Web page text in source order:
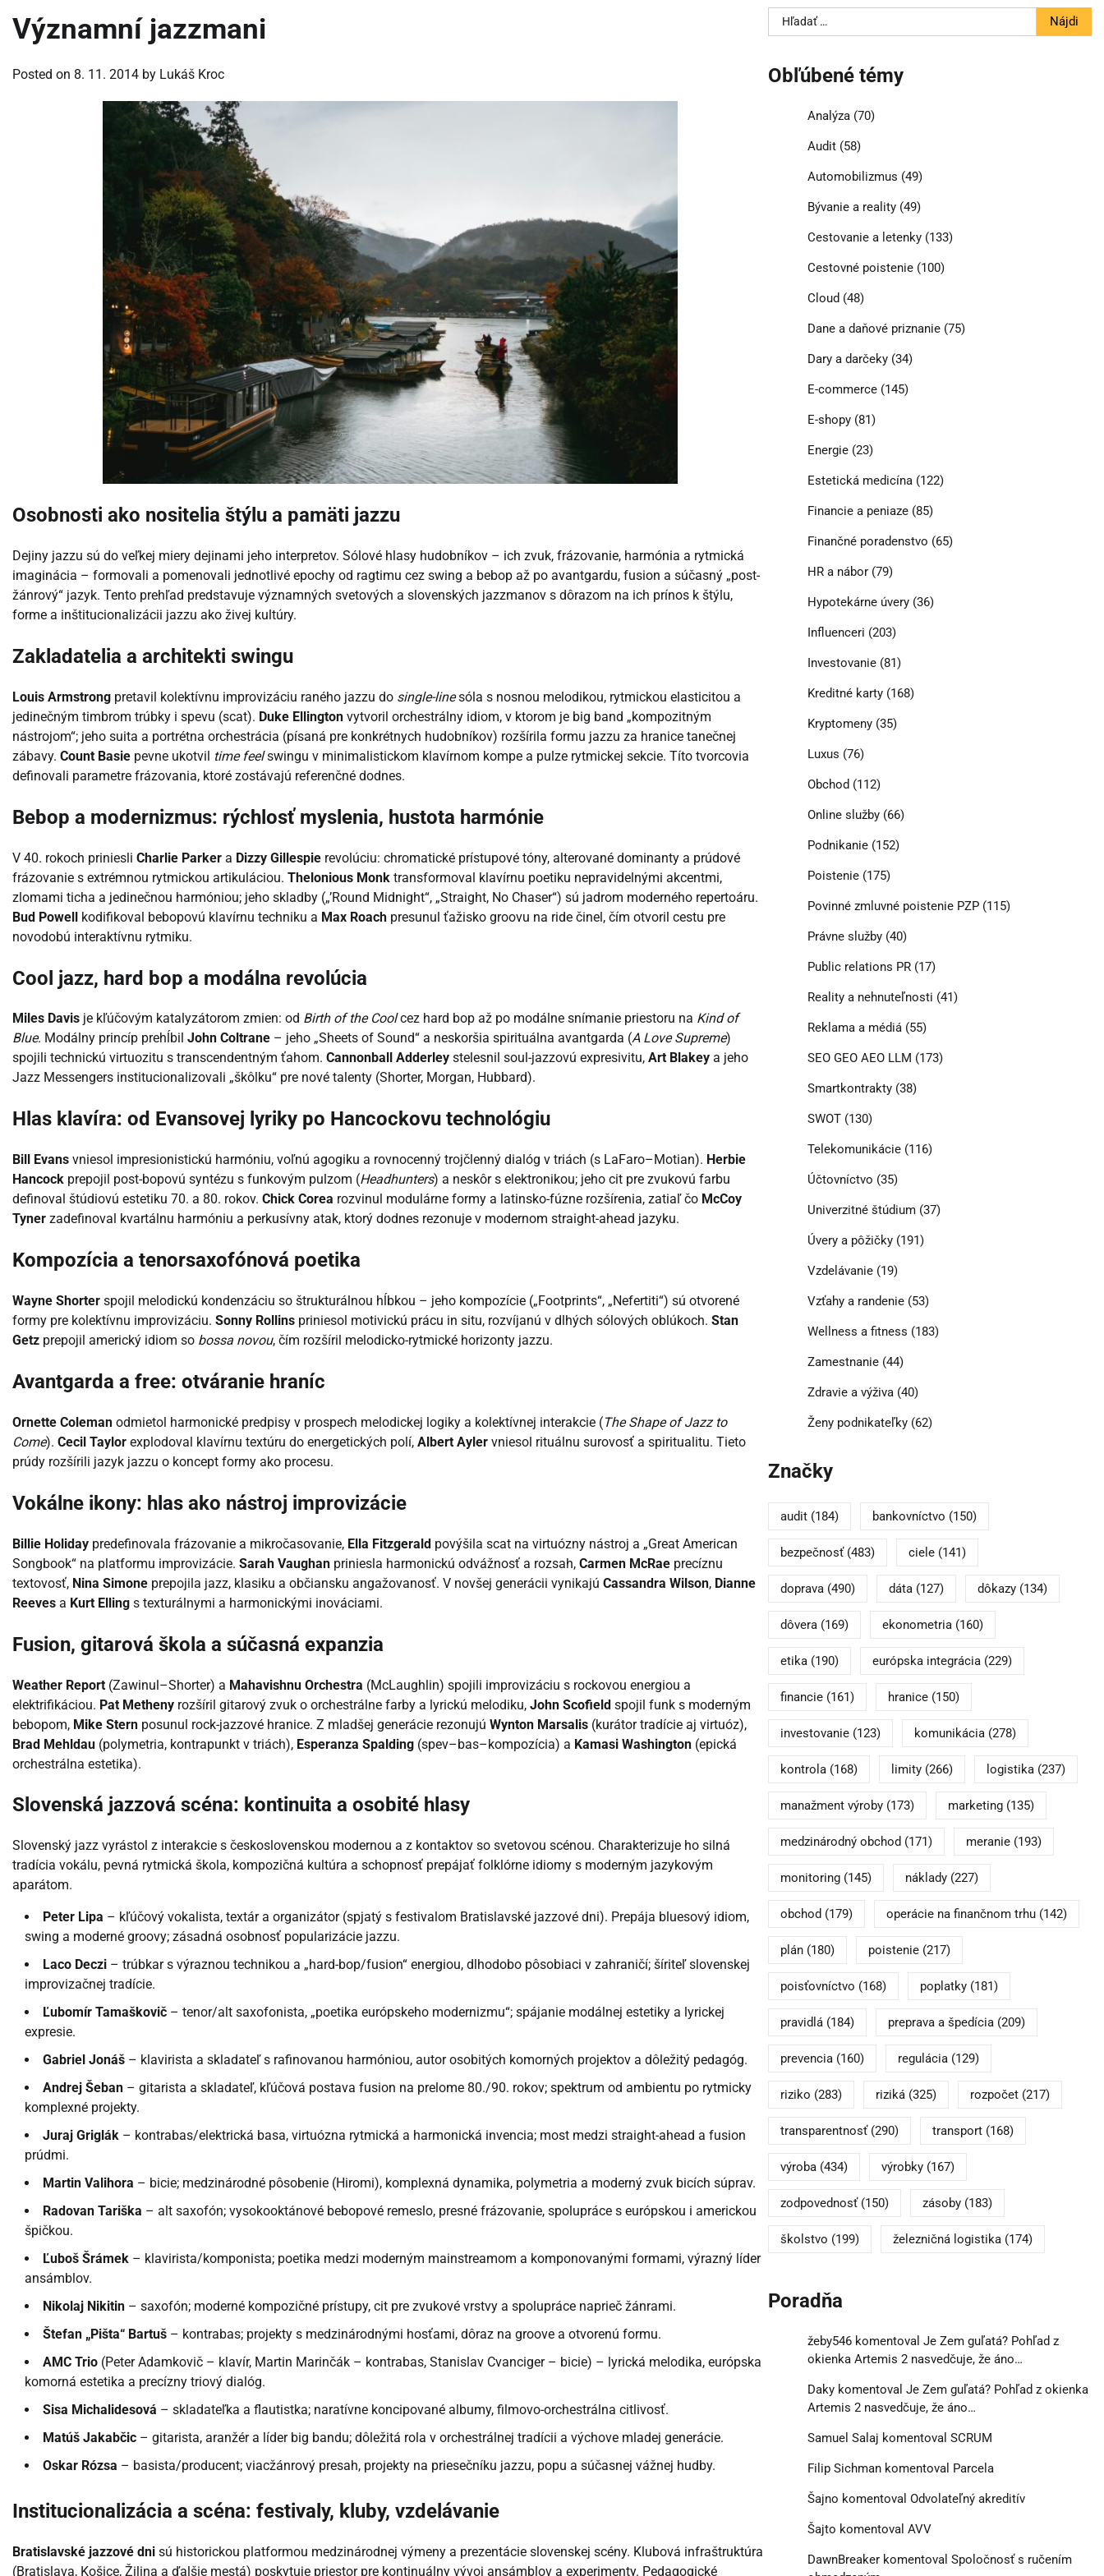
Významní jazzmani
Posted on 8. 11. 2014 by Lukáš Kroc
Osobnosti ako nositelia štýlu a pamäti jazzu
Dejiny jazzu sú do veľkej miery dejinami jeho interpretov. Sólové hlasy hudobníkov – ich zvuk, frázovanie, harmónia a rytmická
imaginácia – formovali a pomenovali jednotlivé epochy od ragtimu cez swing a bebop až po avantgardu, fusion a súčasný „post-
žánrový“ jazyk. Tento prehľad predstavuje významných svetových a slovenských jazzmanov s dôrazom na ich prínos k štýlu,
forme a inštitucionalizácii jazzu ako živej kultúry.
Zakladatelia a architekti swingu
Louis Armstrong pretavil kolektívnu improvizáciu raného jazzu do single-linesóla s nosnou melodikou, rytmickou elasticitou a
jedinečným timbrom trúbky i spevu (scat). Duke Ellington vytvoril orchestrálny idiom, v ktorom je big band „kompozitným
nástrojom“; jeho suita a portrétna orchestrácia (písaná pre konkrétnych hudobníkov) rozšírila formu jazzu za hranice tanečnej
zábavy. Count Basie pevne ukotvil time feelswingu v minimalistickom klavírnom kompe a pulze rytmickej sekcie. Títo tvorcovia
definovali parametre frázovania, ktoré zostávajú referenčné dodnes.
Bebop a modernizmus: rýchlosť myslenia, hustota harmónie
V 40. rokoch priniesli Charlie Parker a Dizzy Gillespie revolúciu: chromatické prístupové tóny, alterované dominanty a prúdové
frázovanie s extrémnou rytmickou artikuláciou. Thelonious Monk transformoval klavírnu poetiku nepravidelnými akcentmi,
zlomami ticha a jedinečnou harmóniou; jeho skladby („’Round Midnight“, „Straight, No Chaser“) sú jadrom moderného repertoáru.
Bud Powell kodifikoval bebopovú klavírnu techniku a Max Roach presunul ťažisko groovu na ride činel, čím otvoril cestu pre
novodobú interaktívnu rytmiku.
Cool jazz, hard bop a modálna revolúcia
Miles Davis je kľúčovým katalyzátorom zmien: od Birth of the Coolcez hard bop až po modálne snímanie priestoru na Kind of
Blue. Modálny princíp prehĺbil John Coltrane – jeho „Sheets of Sound“ a neskoršia spirituálna avantgarda (A Love Supreme)
spojili technickú virtuozitu s transcendentným ťahom. Cannonball Adderley stelesnil soul-jazzovú expresivitu, Art Blakey a jeho
Jazz Messengers institucionalizovali „škôlku“ pre nové talenty (Shorter, Morgan, Hubbard).
Hlas klavíra: od Evansovej lyriky po Hancockovu technológiu
Bill Evans vniesol impresionistickú harmóniu, voľnú agogiku a rovnocenný trojčlenný dialóg v triách (s LaFaro–Motian). Herbie
Hancock prepojil post-bopovú syntézu s funkovým pulzom (Headhunters) a neskôr s elektronikou; jeho cit pre zvukovú farbu
definoval štúdiovú estetiku 70. a 80. rokov. Chick Corea rozvinul modulárne formy a latinsko-fúzne rozšírenia, zatiaľ čo McCoy
Tyner zadefinoval kvartálnu harmóniu a perkusívny atak, ktorý dodnes rezonuje v modernom straight-ahead jazyku.
Kompozícia a tenorsaxofónová poetika
Wayne Shorter spojil melodickú kondenzáciu so štrukturálnou hĺbkou – jeho kompozície („Footprints“, „Nefertiti“) sú otvorené
formy pre kolektívnu improvizáciu. Sonny Rollins priniesol motivickú prácu in situ, rozvíjanú v dlhých sólových oblúkoch. Stan
Getz prepojil americký idiom so bossa novou, čím rozšíril melodicko-rytmické horizonty jazzu.
Avantgarda a free: otváranie hraníc
Ornette Coleman odmietol harmonické predpisy v prospech melodickej logiky a kolektívnej interakcie (The Shape of Jazz to
Come). Cecil Taylor explodoval klavírnu textúru do energetických polí, Albert Ayler vniesol rituálnu surovosť a spiritualitu. Tieto
prúdy rozšírili jazyk jazzu o koncept formy ako procesu.
Vokálne ikony: hlas ako nástroj improvizácie
Billie Holiday predefinovala frázovanie a mikročasovanie, Ella Fitzgerald povýšila scat na virtuózny nástroj a „Great American
Songbook“ na platformu improvizácie. Sarah Vaughan priniesla harmonickú odvážnosť a rozsah, Carmen McRae precíznu
textovosť, Nina Simone prepojila jazz, klasiku a občiansku angažovanosť. V novšej generácii vynikajú Cassandra Wilson, Dianne
Reeves a Kurt Elling s texturálnymi a harmonickými inováciami.
Fusion, gitarová škola a súčasná expanzia
Weather Report (Zawinul–Shorter) a Mahavishnu Orchestra (McLaughlin) spojili improvizáciu s rockovou energiou a
elektrifikáciou. Pat Metheny rozšíril gitarový zvuk o orchestrálne farby a lyrickú melodiku, John Scofield spojil funk s moderným
bebopom, Mike Stern posunul rock-jazzové hranice. Z mladšej generácie rezonujú Wynton Marsalis (kurátor tradície aj virtuóz),
Brad Mehldau (polymetria, kontrapunkt v triách), Esperanza Spalding (spev–bas–kompozícia) a Kamasi Washington (epická
orchestrálna estetika).
Slovenská jazzová scéna: kontinuita a osobité hlasy
Slovenský jazz vyrástol z interakcie s československou modernou a z kontaktov so svetovou scénou. Charakterizuje ho silná
tradícia vokálu, pevná rytmická škola, kompozičná kultúra a schopnosť prepájať folklórne idiomy s moderným jazykovým
aparátom.
Peter Lipa – kľúčový vokalista, textár a organizátor (spjatý s festivalom Bratislavské jazzové dni). Prepája bluesový idiom,
swing a moderné groovy; zásadná osobnosť popularizácie jazzu.
Laco Deczi – trúbkar s výraznou technikou a „hard-bop/fusion“ energiou, dlhodobo pôsobiaci v zahraničí; šíriteľ slovenskej
improvizačnej tradície.
Ľubomír Tamaškovič – tenor/alt saxofonista, „poetika európskeho modernizmu“; spájanie modálnej estetiky a lyrickej
expresie.
Gabriel Jonáš – klavirista a skladateľ s rafinovanou harmóniou, autor osobitých komorných projektov a dôležitý pedagóg.
Andrej Šeban – gitarista a skladateľ, kľúčová postava fusion na prelome 80./90. rokov; spektrum od ambientu po rytmicky
komplexné projekty.
Juraj Griglák – kontrabas/elektrická basa, virtuózna rytmická a harmonická invencia; most medzi straight-ahead a fusion
prúdmi.
Martin Valihora – bicie; medzinárodné pôsobenie (Hiromi), komplexná dynamika, polymetria a moderný zvuk bicích súprav.
Radovan Tariška – alt saxofón; vysokooktánové bebopové remeslo, presné frázovanie, spolupráce s európskou i americkou
špičkou.
Ľuboš Šrámek – klavirista/komponista; poetika medzi moderným mainstreamom a komponovanými formami, výrazný líder
ansámblov.
Nikolaj Nikitin – saxofón; moderné kompozičné prístupy, cit pre zvukové vrstvy a spolupráce naprieč žánrami.
Štefan „Pišta“ Bartuš – kontrabas; projekty s medzinárodnými hosťami, dôraz na groove a otvorenú formu.
AMC Trio (Peter Adamkovič – klavír, Martin Marinčák – kontrabas, Stanislav Cvanciger – bicie) – lyrická melodika, európska
komorná estetika a precízny triový dialóg.
Sisa Michalidesová – skladateľka a flautistka; naratívne koncipované albumy, filmovo-orchestrálna citlivosť.
Matúš Jakabčic – gitarista, aranžér a líder big bandu; dôležitá rola v orchestrálnej tradícii a výchove mladej generácie.
Oskar Rózsa – basista/producent; viacžánrový presah, projekty na priesečníku jazzu, popu a súčasnej vážnej hudby.
Institucionalizácia a scéna: festivaly, kluby, vzdelávanie
Bratislavské jazzové dni sú historickou platformou medzinárodnej výmeny a prezentácie slovenskej scény. Klubová infraštruktúra
(Bratislava, Košice, Žilina a ďalšie mestá) poskytuje priestor pre kontinuálny vývoj ansámblov a experimenty. Pedagogické
Hľadať:
Obľúbené témy
Analýza(70)
Audit(58)
Automobilizmus (49)
Bývanie a reality(49)
Cestovanie a letenky(133)
Cestovné poistenie(100)
Cloud (48)
Dane a daňové priznanie(75)
Dary a darčeky(34)
E-commerce(145)
E-shopy(81)
Energie(23)
Estetická medicína(122)
Financie a peniaze(85)
Finančné poradenstvo (65)
HR a nábor(79)
Hypotekárne úvery(36)
Influenceri (203)
Investovanie(81)
Kreditné karty(168)
Kryptomeny(35)
Luxus (76)
Obchod (112)
Online služby(66)
Podnikanie(152)
Poistenie(175)
Povinné zmluvné poistenie PZP(115)
Právne služby(40)
Public relations PR(17)
Reality a nehnuteľnosti (41)
Reklama a médiá(55)
SEO GEO AEO LLM (173)
Smartkontrakty(38)
SWOT(130)
Telekomunikácie(116)
Účtovníctvo (35)
Univerzitné štúdium(37)
Úvery a pôžičky(191)
Vzdelávanie(19)
Vzťahy a randenie(53)
Wellness a fitness (183)
Zamestnanie(44)
Zdravie a výživa(40)
Ženy podnikateľky(62)
Značky
audit(184) bankovníctvo (150)
bezpečnosť(483) ciele(141)
doprava(490) dáta(127) dôkazy(134)
dôvera(169) ekonometria(160)
etika(190) európska integrácia(229)
financie(161) hranice(150)
investovanie(123) komunikácia(278)
kontrola(168) limity(266) logistika(237)
manažment výroby(173) marketing(135)
medzinárodný obchod (171) meranie(193)
monitoring(145) náklady(227)
obchod (179) operácie na finančnom trhu(142)
plán(180) poistenie(217)
poisťovníctvo (168) poplatky(181)
pravidlá(184) preprava a špedícia(209)
prevencia(160) regulácia(129)
riziko (283) riziká(325) rozpočet(217)
transparentnosť(290) transport(168)
výroba(434) výrobky(167)
zodpovednosť(150) zásoby(183)
školstvo (199) železničná logistika(174)
Poradňa
žeby546komentoval Je Zem guľatá? Pohľad z
okienka Artemis 2 nasvedčuje, že áno…
Dakykomentoval Je Zem guľatá? Pohľad z okienka
Artemis 2 nasvedčuje, že áno…
Samuel Salaj komentoval SCRUM
Filip Sichmankomentoval Parcela
Šajno komentoval Odvolateľný akreditív
Šajto komentoval AVV
DawnBreakerkomentoval Spoločnosť s ručením